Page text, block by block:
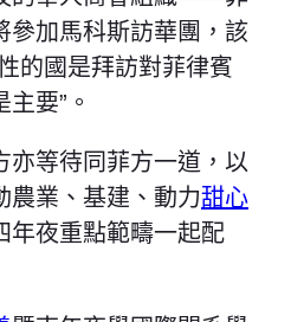
參加馬科斯訪華團，該
的國是拜訪對菲律賓
要”。
等待同菲方一道，以
農業、基建、動力甜心
年夜重點範疇一起配